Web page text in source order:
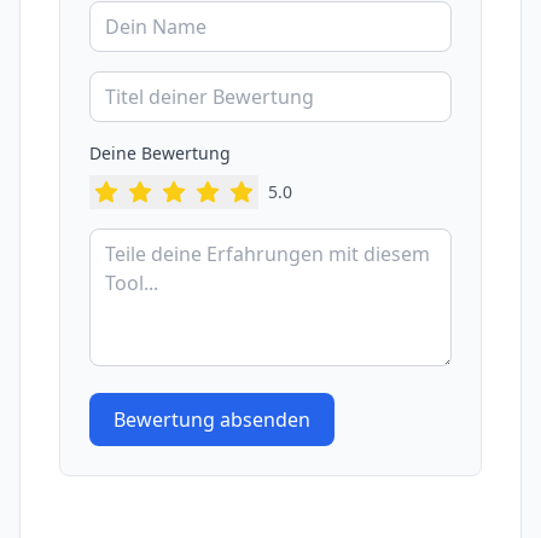
Deine Bewertung
5.0
Bewertung absenden